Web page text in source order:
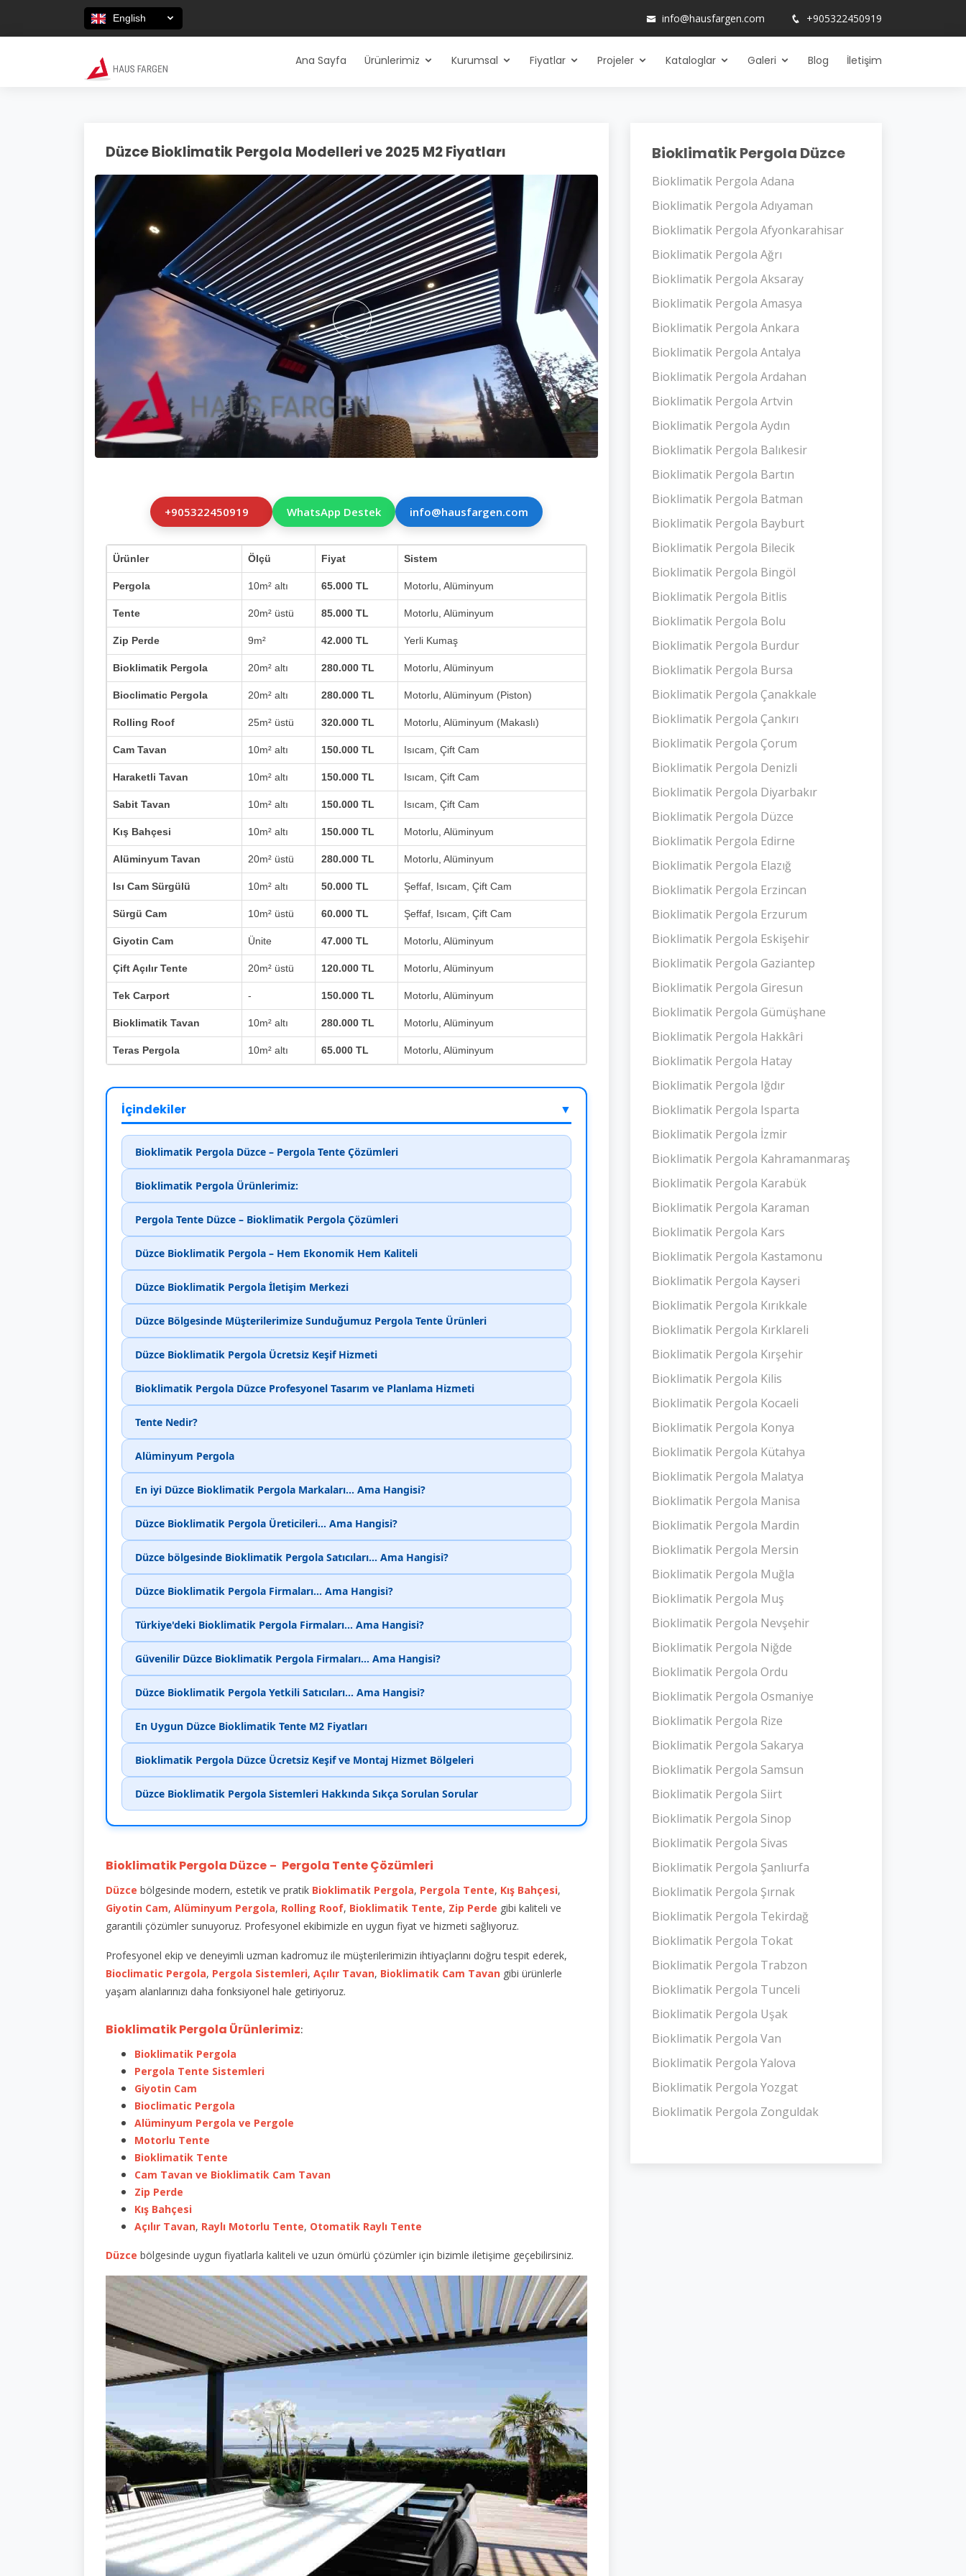
English info@hausfargen.com +905322450919
Ana Sayfa Ürünlerimiz Kurumsal Fiyatlar Projeler Kataloglar Galeri Blog İletişim
Düzce Bioklimatik Pergola Modelleri ve 2025 M2 Fiyatları
+905322450919 WhatsApp Destek info@hausfargen.com
Ürünler Ölçü Fiyat Sistem
Pergola 10m² altı 65.000 TL Motorlu, Alüminyum
Tente 20m² üstü 85.000 TL Motorlu, Alüminyum
Zip Perde 9m² 42.000 TL Yerli Kumaş
Bioklimatik Pergola 20m² altı 280.000 TL Motorlu, Alüminyum
Bioclimatic Pergola 20m² altı 280.000 TL Motorlu, Alüminyum (Piston)
Rolling Roof 25m² üstü 320.000 TL Motorlu, Alüminyum (Makaslı)
Cam Tavan 10m² altı 150.000 TL Isıcam, Çift Cam
Haraketli Tavan 10m² altı 150.000 TL Isıcam, Çift Cam
Sabit Tavan 10m² altı 150.000 TL Isıcam, Çift Cam
Kış Bahçesi 10m² altı 150.000 TL Motorlu, Alüminyum
Alüminyum Tavan 20m² üstü 280.000 TL Motorlu, Alüminyum
Isı Cam Sürgülü 10m² altı 50.000 TL Şeffaf, Isıcam, Çift Cam
Sürgü Cam 10m² üstü 60.000 TL Şeffaf, Isıcam, Çift Cam
Giyotin Cam Ünite 47.000 TL Motorlu, Alüminyum
Çift Açılır Tente 20m² üstü 120.000 TL Motorlu, Alüminyum
Tek Carport - 150.000 TL Motorlu, Alüminyum
Bioklimatik Tavan 10m² altı 280.000 TL Motorlu, Alüminyum
Teras Pergola 10m² altı 65.000 TL Motorlu, Alüminyum
İçindekiler ▼
Bioklimatik Pergola Düzce – Pergola Tente Çözümleri
Bioklimatik Pergola Ürünlerimiz:
Pergola Tente Düzce – Bioklimatik Pergola Çözümleri
Düzce Bioklimatik Pergola – Hem Ekonomik Hem Kaliteli
Düzce Bioklimatik Pergola İletişim Merkezi
Düzce Bölgesinde Müşterilerimize Sunduğumuz Pergola Tente Ürünleri
Düzce Bioklimatik Pergola Ücretsiz Keşif Hizmeti
Bioklimatik Pergola Düzce Profesyonel Tasarım ve Planlama Hizmeti
Tente Nedir?
Alüminyum Pergola
En iyi Düzce Bioklimatik Pergola Markaları... Ama Hangisi?
Düzce Bioklimatik Pergola Üreticileri... Ama Hangisi?
Düzce bölgesinde Bioklimatik Pergola Satıcıları... Ama Hangisi?
Düzce Bioklimatik Pergola Firmaları... Ama Hangisi?
Türkiye'deki Bioklimatik Pergola Firmaları... Ama Hangisi?
Güvenilir Düzce Bioklimatik Pergola Firmaları... Ama Hangisi?
Düzce Bioklimatik Pergola Yetkili Satıcıları... Ama Hangisi?
En Uygun Düzce Bioklimatik Tente M2 Fiyatları
Bioklimatik Pergola Düzce Ücretsiz Keşif ve Montaj Hizmet Bölgeleri
Düzce Bioklimatik Pergola Sistemleri Hakkında Sıkça Sorulan Sorular
Bioklimatik Pergola Düzce – Pergola Tente Çözümleri
Düzce bölgesinde modern, estetik ve pratik Bioklimatik Pergola, Pergola Tente, Kış Bahçesi,
Giyotin Cam, Alüminyum Pergola, Rolling Roof, Bioklimatik Tente, Zip Perde gibi kaliteli ve
garantili çözümler sunuyoruz. Profesyonel ekibimizle en uygun fiyat ve hizmeti sağlıyoruz.
Profesyonel ekip ve deneyimli uzman kadromuz ile müşterilerimizin ihtiyaçlarını doğru tespit ederek,
Bioclimatic Pergola, Pergola Sistemleri, Açılır Tavan, Bioklimatik Cam Tavan gibi ürünlerle
yaşam alanlarınızı daha fonksiyonel hale getiriyoruz.
Bioklimatik Pergola Ürünlerimiz:
Bioklimatik Pergola
Pergola Tente Sistemleri
Giyotin Cam
Bioclimatic Pergola
Alüminyum Pergola ve Pergole
Motorlu Tente
Bioklimatik Tente
Cam Tavan ve Bioklimatik Cam Tavan
Zip Perde
Kış Bahçesi
Açılır Tavan, Raylı Motorlu Tente, Otomatik Raylı Tente
Düzce bölgesinde uygun fiyatlarla kaliteli ve uzun ömürlü çözümler için bizimle iletişime geçebilirsiniz.
Bioklimatik Pergola Düzce
Bioklimatik Pergola Adana
Bioklimatik Pergola Adıyaman
Bioklimatik Pergola Afyonkarahisar
Bioklimatik Pergola Ağrı
Bioklimatik Pergola Aksaray
Bioklimatik Pergola Amasya
Bioklimatik Pergola Ankara
Bioklimatik Pergola Antalya
Bioklimatik Pergola Ardahan
Bioklimatik Pergola Artvin
Bioklimatik Pergola Aydın
Bioklimatik Pergola Balıkesir
Bioklimatik Pergola Bartın
Bioklimatik Pergola Batman
Bioklimatik Pergola Bayburt
Bioklimatik Pergola Bilecik
Bioklimatik Pergola Bingöl
Bioklimatik Pergola Bitlis
Bioklimatik Pergola Bolu
Bioklimatik Pergola Burdur
Bioklimatik Pergola Bursa
Bioklimatik Pergola Çanakkale
Bioklimatik Pergola Çankırı
Bioklimatik Pergola Çorum
Bioklimatik Pergola Denizli
Bioklimatik Pergola Diyarbakır
Bioklimatik Pergola Düzce
Bioklimatik Pergola Edirne
Bioklimatik Pergola Elazığ
Bioklimatik Pergola Erzincan
Bioklimatik Pergola Erzurum
Bioklimatik Pergola Eskişehir
Bioklimatik Pergola Gaziantep
Bioklimatik Pergola Giresun
Bioklimatik Pergola Gümüşhane
Bioklimatik Pergola Hakkâri
Bioklimatik Pergola Hatay
Bioklimatik Pergola Iğdır
Bioklimatik Pergola Isparta
Bioklimatik Pergola İzmir
Bioklimatik Pergola Kahramanmaraş
Bioklimatik Pergola Karabük
Bioklimatik Pergola Karaman
Bioklimatik Pergola Kars
Bioklimatik Pergola Kastamonu
Bioklimatik Pergola Kayseri
Bioklimatik Pergola Kırıkkale
Bioklimatik Pergola Kırklareli
Bioklimatik Pergola Kırşehir
Bioklimatik Pergola Kilis
Bioklimatik Pergola Kocaeli
Bioklimatik Pergola Konya
Bioklimatik Pergola Kütahya
Bioklimatik Pergola Malatya
Bioklimatik Pergola Manisa
Bioklimatik Pergola Mardin
Bioklimatik Pergola Mersin
Bioklimatik Pergola Muğla
Bioklimatik Pergola Muş
Bioklimatik Pergola Nevşehir
Bioklimatik Pergola Niğde
Bioklimatik Pergola Ordu
Bioklimatik Pergola Osmaniye
Bioklimatik Pergola Rize
Bioklimatik Pergola Sakarya
Bioklimatik Pergola Samsun
Bioklimatik Pergola Siirt
Bioklimatik Pergola Sinop
Bioklimatik Pergola Sivas
Bioklimatik Pergola Şanlıurfa
Bioklimatik Pergola Şırnak
Bioklimatik Pergola Tekirdağ
Bioklimatik Pergola Tokat
Bioklimatik Pergola Trabzon
Bioklimatik Pergola Tunceli
Bioklimatik Pergola Uşak
Bioklimatik Pergola Van
Bioklimatik Pergola Yalova
Bioklimatik Pergola Yozgat
Bioklimatik Pergola Zonguldak